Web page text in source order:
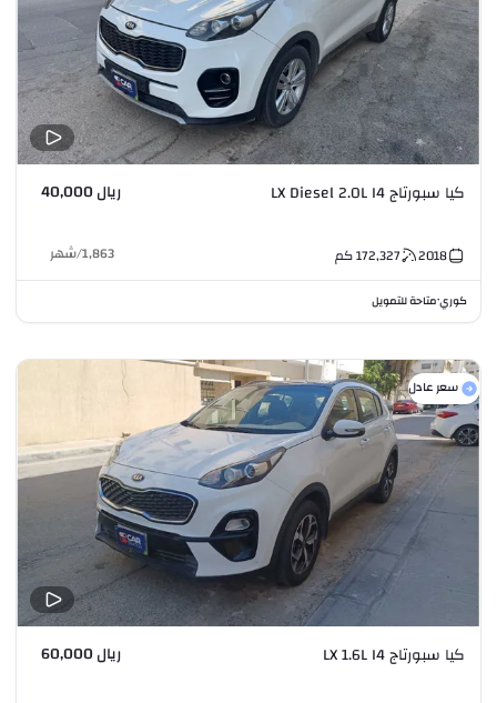
كيا سبورتاج LX Diesel 2.0L I4 ريال 40,000
2018
172,327كم 1,863
/شهر
كوري•متاحة للتمويل
سعر عادل
كيا سبورتاج LX 1.6L I4 ريال 60,000